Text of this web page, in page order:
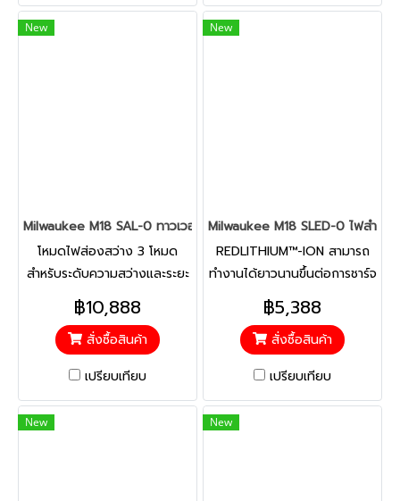
New
Milwaukee M18 SAL-0 ทาวเวอร์ไลท์ 18 โวลต์ (เครื่องเปล่า)
โหมดไฟส่องสว่าง 3 โหมด
สำหรับระดับความสว่างและระยะ
เวลาใช้งานที่เหมาะสม โหมด
สว่างสูงสุด ความสว่าง 2,000
ลูเมนระยะเวลานานถึง 4 ชม. (ใช้
โหมดปานกลาง ความสว่าง
1,300 ลูเมนระยะเวลานานถึง 6
ชม. (ใช้ร่วมกับแบตเตอรี่ 5
฿10,888
สั่งซื้อสินค้า
เปรียบเทียบ
New
Milwaukee M18 SLED-0 ไฟสำรว
REDLITHIUM™-ION สามารถ
ทำงานได้ยาวนานขึ้นต่อการชาร์จ
หนึ่งครั้ง อีกทั้งอายุการใช้งาน
ของแบตเตอรี่ยังยาวนานขึ้นอีก
ด้วย ความสว่าง 1,250 ลูเมน
ได้ 198°
฿5,388
สั่งซื้อสินค้า
เปรียบเทียบ
New New